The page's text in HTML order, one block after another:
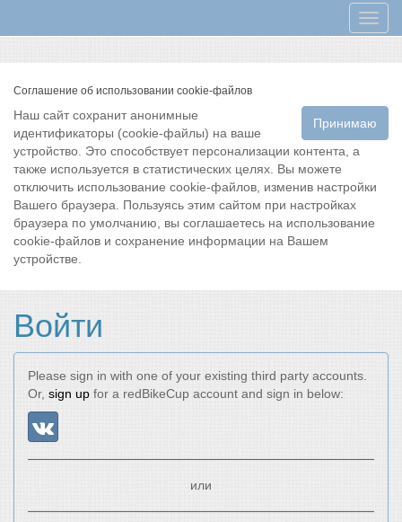
Меню
Соглашение об использовании cookie-файлов
Принимаю
Наш сайт сохранит анонимные
идентификаторы (cookie-файлы) на ваше
устройство. Это способствует персонализации контента, а
также используется в статистических целях. Вы можете
отключить использование cookie-файлов, изменив настройки
Вашего браузера. Пользуясь этим сайтом при настройках
браузера по умолчанию, вы соглашаетесь на использование
cookie-файлов и сохранение информации на Вашем
устройстве.
Войти
Please sign in with one of your existing third party accounts.
Or, sign up for a redBikeCup account and sign in below:
или